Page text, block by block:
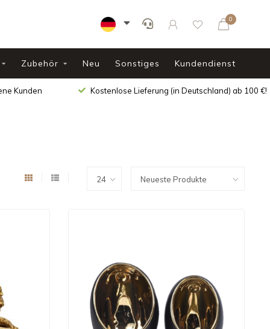
0
Zubehör Neu Sonstiges Kundendienst
Kunden Kostenlose Lieferung (in Deutschland) ab 100 €!